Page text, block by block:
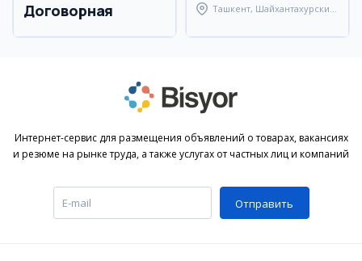
Договорная
Ташкент, Шайхантахурский
Интернет-сервис для размещения объявлений о товарах, вакансиях
и резюме на рынке труда, а также услугах от частных лиц и компаний
Отправить